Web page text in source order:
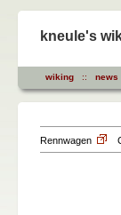
kneule's
wiking :: news
Rennwagen